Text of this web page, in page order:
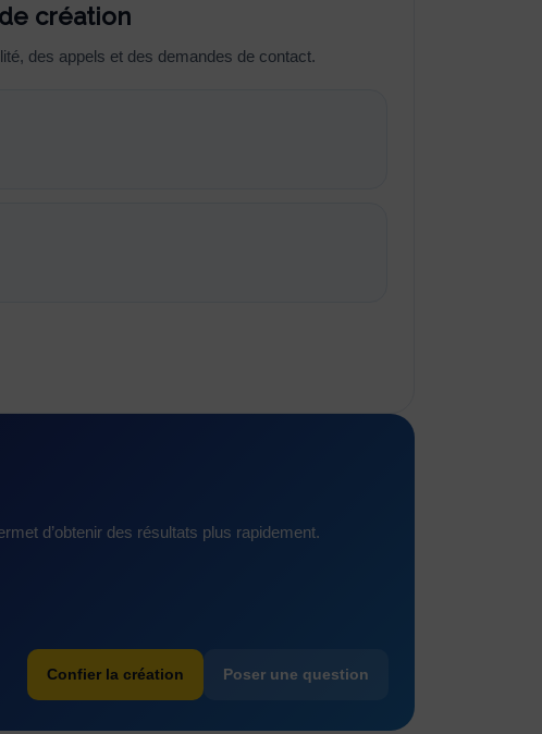
création
des appels et des demandes de contact.
d’obtenir des résultats plus rapidement.
Confier la création Poser une question